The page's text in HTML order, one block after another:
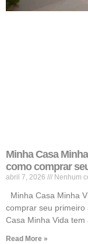
Minha Casa
como comprar
abril 7, 2026 Nenhum
Minha Casa Minha
comprar seu
Casa Minha Vida
Read More »